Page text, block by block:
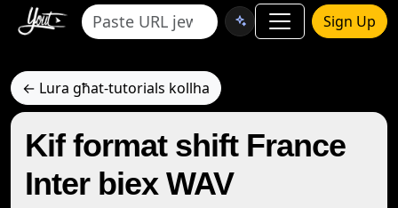
Sign Up
← Lura għat-tutorials kollha
Kif format shift France
Inter biex WAV